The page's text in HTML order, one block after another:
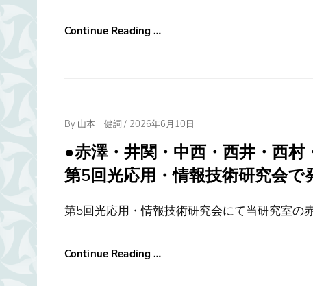
Continue Reading …
By 山本 健詞 / Posted
2026年6月10日
●赤澤・井関・中西・西井・西
第5回光応用・情報技術研究会で
第5回光応用・情報技術研究会にて当研究室の
Continue Reading …